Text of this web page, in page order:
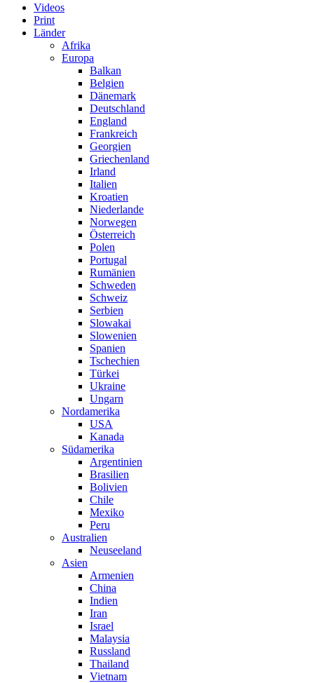
Videos
Print
Länder
Afrika
Europa
Balkan
Belgien
Dänemark
Deutschland
England
Frankreich
Georgien
Griechenland
Irland
Italien
Kroatien
Niederlande
Norwegen
Österreich
Polen
Portugal
Rumänien
Schweden
Schweiz
Serbien
Slowakai
Slowenien
Spanien
Tschechien
Türkei
Ukraine
Ungarn
Nordamerika
USA
Kanada
Südamerika
Argentinien
Brasilien
Bolivien
Chile
Mexiko
Peru
Australien
Neuseeland
Asien
Armenien
China
Indien
Iran
Israel
Malaysia
Russland
Thailand
Vietnam